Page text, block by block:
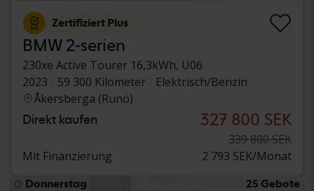
Zertifiziert Plus
BMW 2-serien
230xe Active Tourer 16,3kWh, U06
2023
59 300 Kilometer
Elektrisch/Benzin
Åkersberga (Runö)
Direkt kaufen 327 800 SEK
339 800 SEK
Mit Finanzierung
2 793 SEK/Monat
Donnerstag 25 Gebote